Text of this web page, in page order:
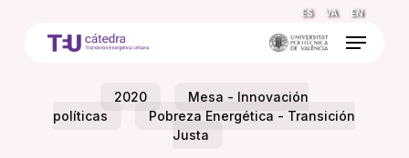
ES VA EN
Menu
2020
Mesa - Innovación
políticas
Pobreza Energética - Transición
Justa